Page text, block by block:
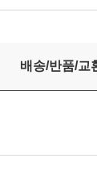
배송/반품/교